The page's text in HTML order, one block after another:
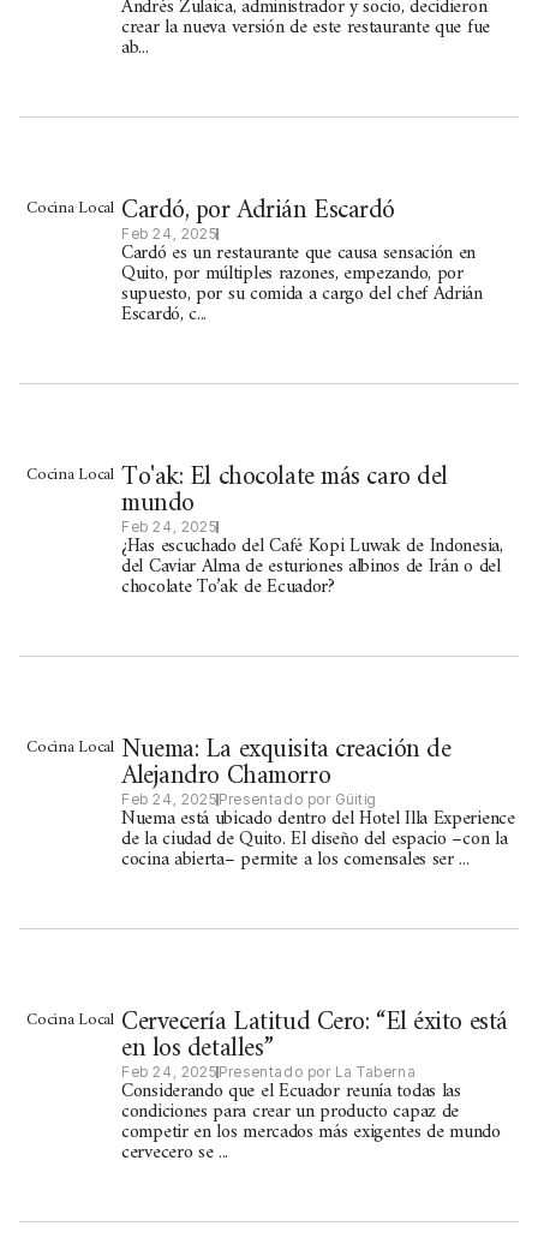
Andrés Zulaica, administrador y socio, decidieron
crear la nueva versión de este restaurante que fue
ab...
Cocina Local Cardó, por Adrián Escardó
Feb 24, 2025
Cardó es un restaurante que causa sensación en
Quito, por múltiples razones, empezando, por
supuesto, por su comida a cargo del chef Adrián
Escardó, c...
Cocina Local To'ak: El chocolate más caro del
mundo
Feb 24, 2025
¿Has escuchado del Café Kopi Luwak de Indonesia,
del Caviar Alma de esturiones albinos de Irán o del
chocolate To’ak de Ecuador?
Cocina Local Nuema: La exquisita creación de
Alejandro Chamorro
Feb 24, 2025Presentado por Güitig
Nuema está ubicado dentro del Hotel Illa Experience
de la ciudad de Quito. El diseño del espacio –con la
cocina abierta– permite a los comensales ser ...
Cocina Local Cervecería Latitud Cero: “El éxito está
en los detalles”
Feb 24, 2025Presentado por La Taberna
Considerando que el Ecuador reunía todas las
condiciones para crear un producto capaz de
competir en los mercados más exigentes de mundo
cervecero se ...